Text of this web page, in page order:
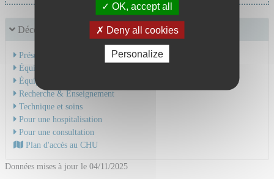
Découvrir le service
Présentation de l'activité
Équipe Médicale
Équipe Soignante
Recherche & Enseignement
Technique et soins
Pour une hospitalisation
Pour une consultation
Plan d'accès au CHU
Données mises à jour le 04/11/2025
OK, accept all
Deny all cookies
Personalize